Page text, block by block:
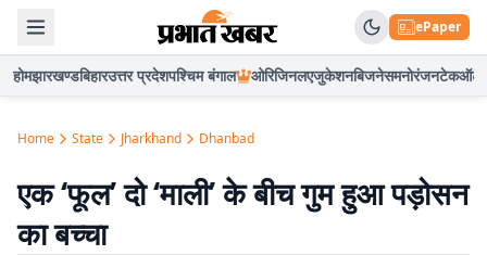
ePaper
होमझारखण्डबिहारउत्तर प्रदेशपश्चिम बंगाल ओरिजिनलएजुकेशनबिजनेसमनोरंजनटेकऑटो
Home State Jharkhand Dhanbad
एक ‘फूल’ दो ‘माली’ के बीच गुम हुआ पड़ोसन
का बच्चा